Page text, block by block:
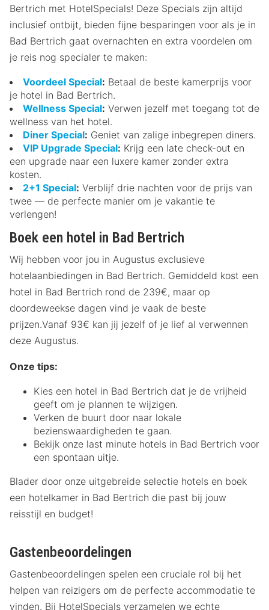
Bertrich met HotelSpecials! Deze Specials zijn altijd
inclusief ontbijt, bieden fijne besparingen voor als je in
Bad Bertrich gaat overnachten en extra voordelen om
je reis nog specialer te maken:
Voordeel Special: Betaal de beste kamerprijs voor
je hotel in Bad Bertrich.
Wellness Special: Verwen jezelf met toegang tot de
wellness van het hotel.
Diner Special: Geniet van zalige inbegrepen diners.
VIP Upgrade Special: Krijg een late check-out en
een upgrade naar een luxere kamer zonder extra
kosten.
2+1 Special: Verblijf drie nachten voor de prijs van
twee — de perfecte manier om je vakantie te
verlengen!
Boek een hotel in Bad Bertrich
Wij hebben voor jou in Augustus exclusieve
hotelaanbiedingen in Bad Bertrich. Gemiddeld kost een
hotel in Bad Bertrich rond de 239€, maar op
doordeweekse dagen vind je vaak de beste
prijzen.Vanaf 93€ kan jij jezelf of je lief al verwennen
deze Augustus.
Onze tips:
Kies een hotel in Bad Bertrich dat je de vrijheid
geeft om je plannen te wijzigen.
Verken de buurt door naar lokale
bezienswaardigheden te gaan.
Bekijk onze last minute hotels in Bad Bertrich voor
een spontaan uitje.
Blader door onze uitgebreide selectie hotels en boek
een hotelkamer in Bad Bertrich die past bij jouw
reisstijl en budget!
Gastenbeoordelingen
Gastenbeoordelingen spelen een cruciale rol bij het
helpen van reizigers om de perfecte accommodatie te
vinden. Bij HotelSpecials verzamelen we echte